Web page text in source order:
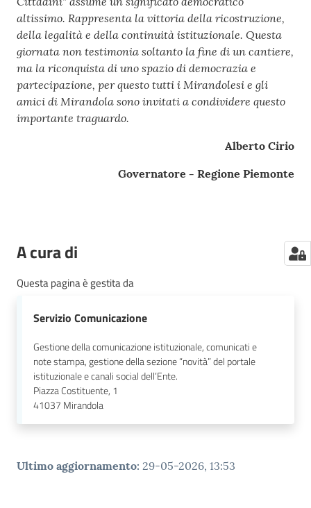
altissimo. Rappresenta la vittoria della ricostruzione,
della legalità e della continuità istituzionale. Questa
giornata non testimonia soltanto la fine di un cantiere,
ma la riconquista di uno spazio di democrazia e
partecipazione, per questo tutti i Mirandolesi e gli
amici di Mirandola sono invitati a condividere questo
importante traguardo.
Alberto Cirio
Governatore - Regione Piemonte
A cura di
Questa pagina è gestita da
Servizio Comunicazione
Gestione della comunicazione istituzionale, comunicati e
note stampa, gestione della sezione “novità” del portale
istituzionale e canali social dell’Ente.
Piazza Costituente, 1
41037 Mirandola
Ultimo aggiornamento: 29-05-2026, 13:53